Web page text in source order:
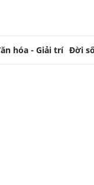
hóa - Giải trí Đời